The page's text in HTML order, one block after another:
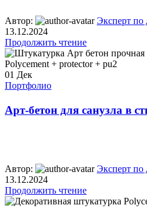
Автор:
Эксперт по
13.12.2024
Продолжить чтение
01 Дек
Портфолио
Арт-бетон для санузла в
Автор:
Эксперт по
13.12.2024
Продолжить чтение